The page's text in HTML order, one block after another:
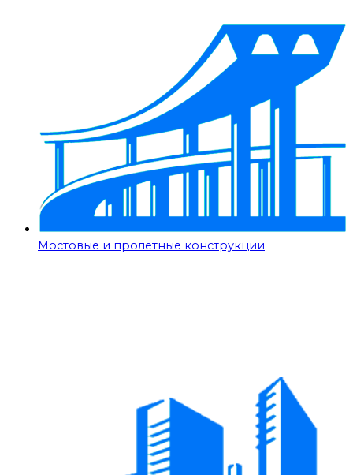
Мостовые и пролетные конструкции